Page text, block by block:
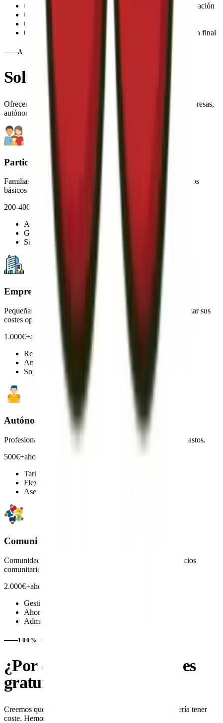
01
Nunca bajamos la potencia, megas, etc. sin tu autorización
02
03
Nunca te quedarás sin suministro ni cobertura
04
La comercializadora te contactará para la autorización final
A QUIÉN NOS DIRIGIMOS
Soluciones para
Ofrecemos nuestros servicios tanto a particulares como a empresas,
autónomos y comunidades.
Particulares
Familias y personas que buscan reducir sus gastos en servicios
básicos del hogar.
200-400€
Ahorro inmediato
Gestión sencilla
Sin complicaciones
Empresas
Pequeñas, medianas y grandes empresas que desean optimizar sus
costes operativos.
1.000€+ahorro anual medio
Reducción de costes
Análisis detallado
Soporte empresarial
Autónomos
Profesionales independientes que necesitan optimizar sus gastos.
500€+ahorro anual medio
Tarifas especiales
Flexibilidad total
Asesoramiento fiscal
Comunidades
Comunidades de propietarios que buscan ahorrar en servicios
comunitarios.
2.000€+ahorro anual medio
Gestión centralizada
Ahorro conjunto
Administración fácil
100% GRATIS
¿Por qué nuestro servicio es
gratuito
Creemos que el acceso a un buen asesoramiento no debería tener
coste. Hemos diseñado un modelo donde todos ganan.